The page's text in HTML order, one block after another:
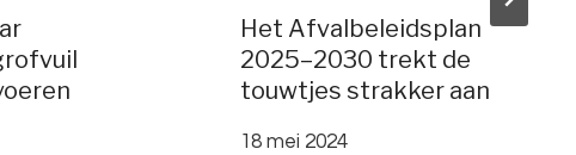
Het Afvalbeleidsplan
2025–2030 trekt de
touwtjes strakker aan
18 mei 2024